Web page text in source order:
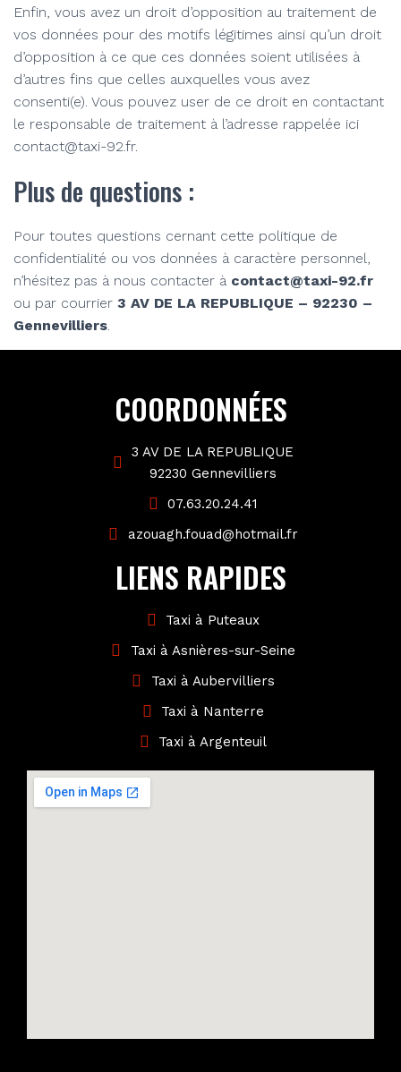
Enfin, vous avez un droit d’opposition au traitement de
vos données pour des motifs légitimes ainsi qu’un droit
d’opposition à ce que ces données soient utilisées à
d’autres fins que celles auxquelles vous avez
consenti(e). Vous pouvez user de ce droit en contactant
le responsable de traitement à l’adresse rappelée ici
contact@taxi-92.fr.
Plus de questions :
Pour toutes questions cernant cette politique de
confidentialité ou vos données à caractère personnel,
n’hésitez pas à nous contacter à contact@taxi-92.fr
ou par courrier 3 AV DE LA REPUBLIQUE – 92230 –
Gennevilliers.
COORDONNÉES
3 AV DE LA REPUBLIQUE
92230 Gennevilliers
07.63.20.24.41
azouagh.fouad@hotmail.fr
LIENS RAPIDES
Taxi à Puteaux
Taxi à Asnières-sur-Seine
Taxi à Aubervilliers
Taxi à Nanterre
Taxi à Argenteuil